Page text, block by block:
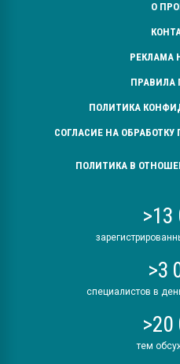
О
РЕКЛАМА
ПРАВИЛА
ПОЛИТИКА
СОГЛАСИЕ НА
ПОЛИТИКА В
>13
>3
специалистов в
>20
тем